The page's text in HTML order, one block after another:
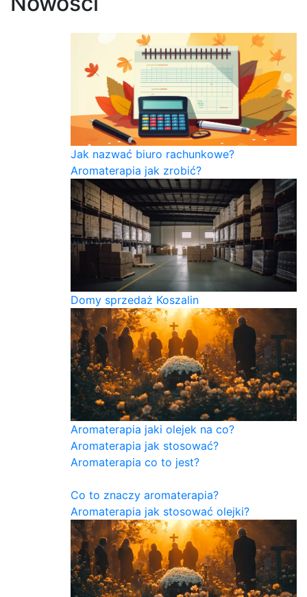
Jak nazwać biuro rachunkowe?
Aromaterapia jak zrobić?
Domy sprzedaż Koszalin
Aromaterapia jaki olejek na co?
Aromaterapia jak stosować?
Aromaterapia co to jest?
Co to znaczy aromaterapia?
Aromaterapia jak stosować olejki?